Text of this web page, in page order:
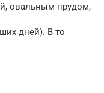
овальным прудом,
дней). В то